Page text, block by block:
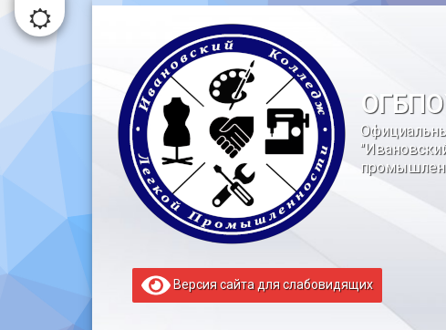
Перейти
содержимому
Версия сайта для слабовидящих